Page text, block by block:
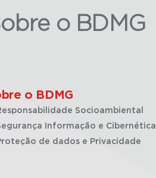
o BDMG
o BDMG
Socioambiental
Informação e Cibernética
de dados e Privacidade